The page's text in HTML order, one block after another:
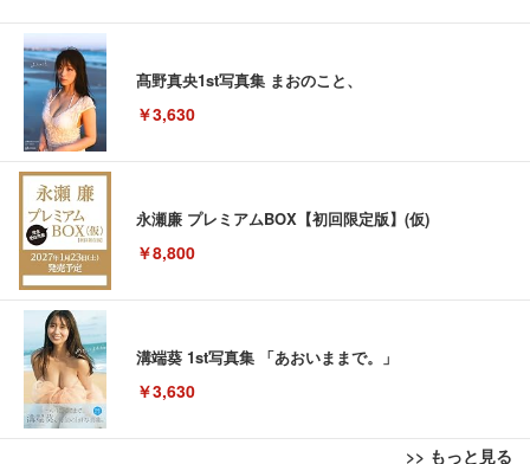
髙野真央1st写真集 まおのこと、
￥3,630
永瀬廉 プレミアムBOX【初回限定版】(仮)
￥8,800
溝端葵 1st写真集 「あおいままで。」
￥3,630
>> もっと見る